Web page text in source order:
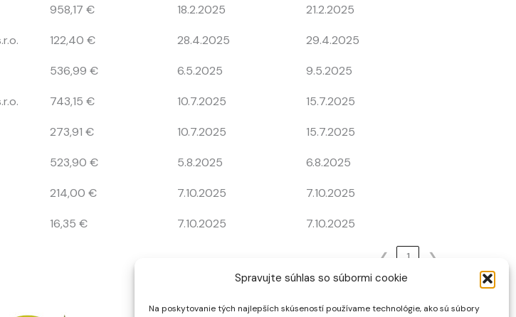
Spravujte súhlas so súbormi cookie
Na poskytovanie tých najlepších skúseností používame technológie, ako sú súbory
958,17 € 18.2.2025 21.2.2025
122,40 € 28.4.2025 29.4.2025
536,99 € 6.5.2025 9.5.2025
743,15 € 10.7.2025 15.7.2025
273,91 € 10.7.2025 15.7.2025
523,90 € 5.8.2025 6.8.2025
214,00 € 7.10.2025 7.10.2025
16,35 € 7.10.2025 7.10.2025
❮ 1 ❯